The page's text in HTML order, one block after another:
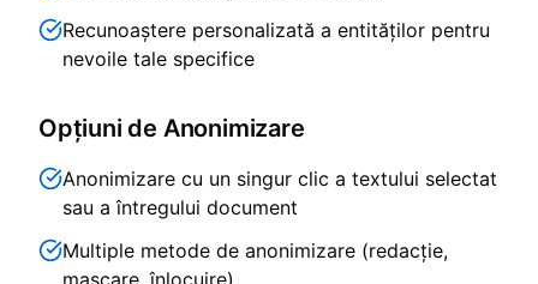
Recunoaștere personalizată a entităților pentru
nevoile tale specifice
Opțiuni de Anonimizare
Anonimizare cu un singur clic a textului selectat
sau a întregului document
Multiple metode de anonimizare (redacție,
mascare, înlocuire)